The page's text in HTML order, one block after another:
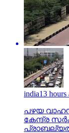
india13 hours
പഴയ
കേന്ദ്ര